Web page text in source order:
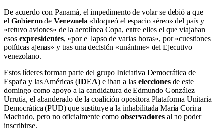
De acuerdo con Panamá, el impedimento de volar se debió a que
el Gobierno de Venezuela «bloqueó el espacio aéreo» del país y
«retuvo aviones» de la aerolínea Copa, entre ellos el que viajaban
esos expresidentes, «por el lapso de varias horas», por «cuestiones
políticas ajenas» y tras una decisión «unánime» del Ejecutivo
venezolano.
Estos líderes forman parte del grupo Iniciativa Democrática de
España y las Américas (IDEA) e iban a las elecciones de este
domingo como apoyo a la candidatura de Edmundo González
Urrutia, el abanderado de la coalición opositora Plataforma Unitaria
Democrática (PUD) que sustituye a la inhabilitada María Corina
Machado, pero no oficialmente como observadores al no poder
inscribirse.